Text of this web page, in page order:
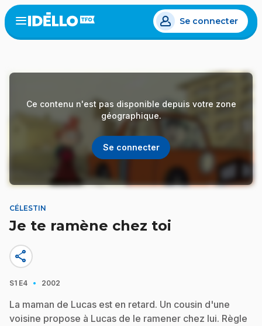
Aller
au
contenu
Open
menu
Se connecter
Ce contenu n'est pas disponible depuis votre zone
géographique.
Se connecter
CÉLESTIN
Je te ramène chez toi
share
S1 E4 · 2002
La maman de Lucas est en retard. Un cousin d'une
voisine propose à Lucas de le ramener chez lui. Règle